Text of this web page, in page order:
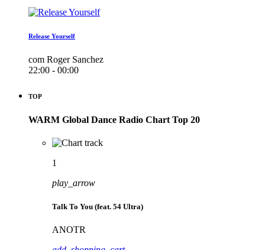
Release Yourself
com Roger Sanchez
22:00 - 00:00
TOP
WARM Global Dance Radio Chart Top 20
1
play_arrow
Talk To You (feat. 54 Ultra)
ANOTR